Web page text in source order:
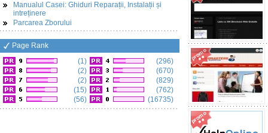
Manualul Casei: Ghiduri Reparații, Instalații și
intreținere
Parcarea Zborului
Page Rank
(1)
(2)
(2)
(15)
(56)
(296)
(670)
(829)
(762)
(16735)